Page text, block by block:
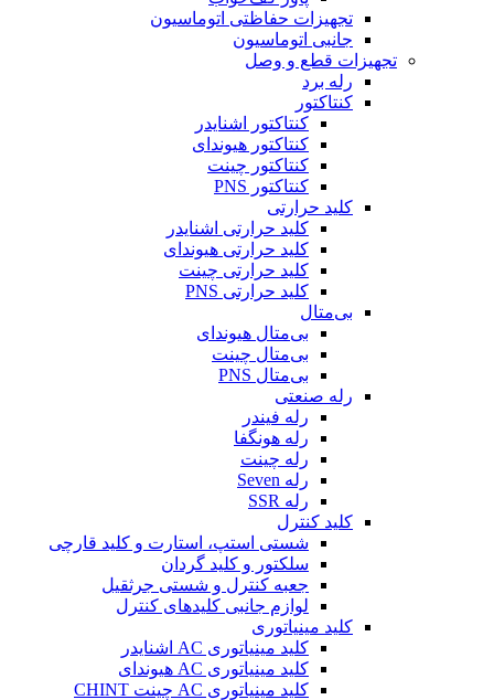
تجهیزات حفاظتی اتوماسیون
جانبی اتوماسیون
تجهیزات قطع و وصل
رله برد
کنتاکتور
کنتاکتور اشنایدر
کنتاکتور هیوندای
کنتاکتور چینت
کنتاکتور PNS
کلید حرارتی
کلید حرارتی اشنایدر
کلید حرارتی هیوندای
کلید حرارتی چینت
کلید حرارتی PNS
بی‌متال
بی‌متال هیوندای
بی‌متال چینت
بی‌متال PNS
رله صنعتی
رله فیندر
رله هونگفا
رله چینت
رله Seven
رله SSR
کلید کنترل
شستی استپ، استارت و کلید قارچی
سلکتور و کلید گردان
جعبه کنترل و شستی جرثقیل
لوازم جانبی کلیدهای کنترل
کلید مینیاتوری
کلید مینیاتوری AC اشنایدر
کلید مینیاتوری AC هیوندای
کلید مینیاتوری AC چینت CHINT